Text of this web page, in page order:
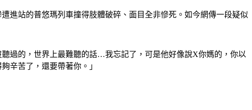
進站的普悠瑪列車撞得肢體破碎、面目全非慘死。如今網傳一段疑似
過的，世界上最難聽的話…我忘記了，可是他好像說X你媽的，你以
辛苦了，還要帶著你。」